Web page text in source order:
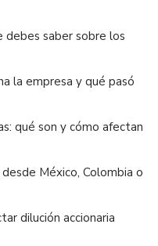
debes saber sobre los
la empresa y qué pasó
qué son y cómo afectan
México, Colombia o
dilución accionaria